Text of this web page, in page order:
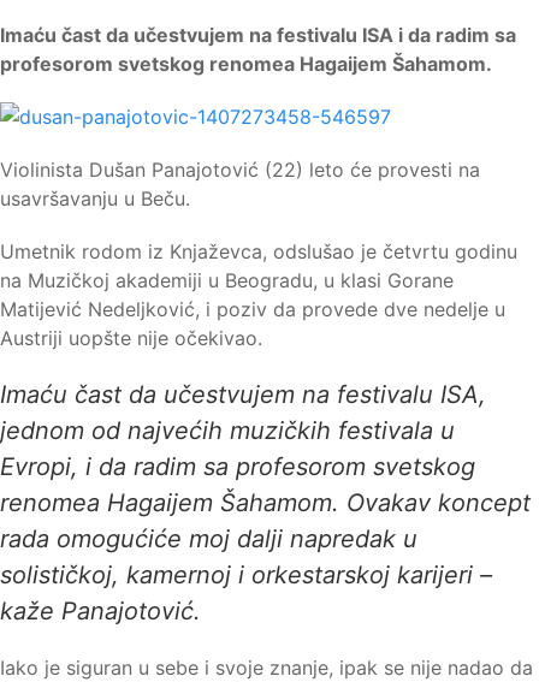
Imaću čast da učestvujem na festivalu ISA i da radim sa
profesorom svetskog renomea Hagaijem Šahamom.
Violinista Dušan Panajotović (22) leto će provesti na
usavršavanju u Beču.
Umetnik rodom iz Knjaževca, odslušao je četvrtu godinu
na Muzičkoj akademiji u Beogradu, u klasi Gorane
Matijević Nedeljković, i poziv da provede dve nedelje u
Austriji uopšte nije očekivao.
Imaću čast da učestvujem na festivalu ISA,
jednom od najvećih muzičkih festivala u
Evropi, i da radim sa profesorom svetskog
renomea Hagaijem Šahamom. Ovakav koncept
rada omogućiće moj dalji napredak u
solističkoj, kamernoj i orkestarskoj karijeri –
kaže Panajotović.
Iako je siguran u sebe i svoje znanje, ipak se nije nadao da